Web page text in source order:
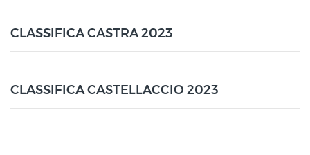
CLASSIFICA CASTRA 2023
CLASSIFICA CASTELLACCIO 2023